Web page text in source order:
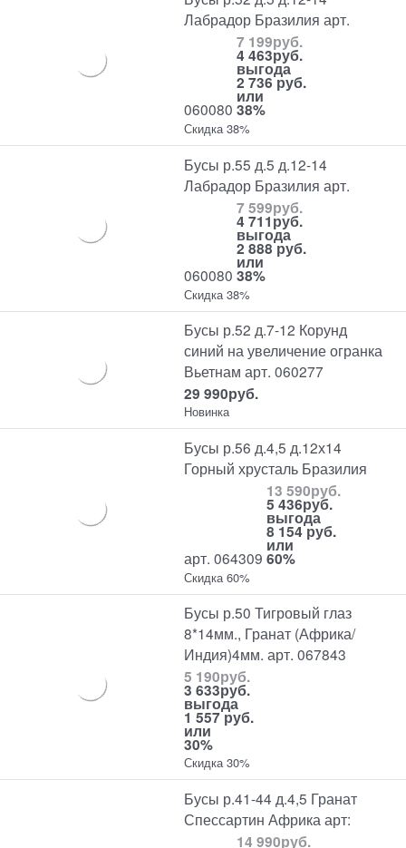
Лабрадор Бразилия арт.
060080
7 199руб.
4 463руб.
выгода
2 736 руб.
или
38%
Скидка 38%
Бусы р.55 д.5 д.12-14
Лабрадор Бразилия арт.
060080
7 599руб.
4 711руб.
выгода
2 888 руб.
или
38%
Скидка 38%
Бусы р.52 д.7-12 Корунд
синий на увеличение огранка
Вьетнам арт. 060277
29 990руб.
Новинка
Бусы р.56 д.4,5 д.12х14
Горный хрусталь Бразилия
арт. 064309
13 590руб.
5 436руб.
выгода
8 154 руб.
или
60%
Скидка 60%
Бусы р.50 Тигровый глаз
8*14мм., Гранат (Африка/
Индия)4мм. арт. 067843
5 190руб.
3 633руб.
выгода
1 557 руб.
или
30%
Скидка 30%
Бусы р.41-44 д.4,5 Гранат
Спессартин Африка арт:
14 990руб.